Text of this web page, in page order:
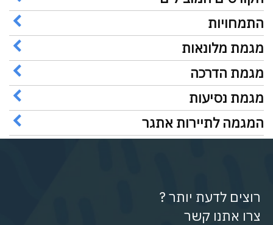
התמחויות
מגמת מלונאות
מגמת הדרכה
מגמת נסיעות
המגמה לתיירות אתגר
רוצים לדעת יותר ?
צרו אתנו קשר